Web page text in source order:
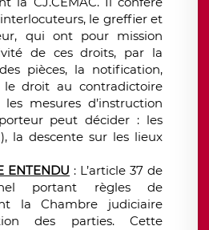
le greffier et
qui ont pour mission
de ces droits, par la
pièces, la notification,
le droit au contradictoire
mesures d’instruction
peut décider : les
la descente sur les lieux
ENTENDU : L’article 37 de
portant règles de
la Chambre judiciaire
des parties. Cette